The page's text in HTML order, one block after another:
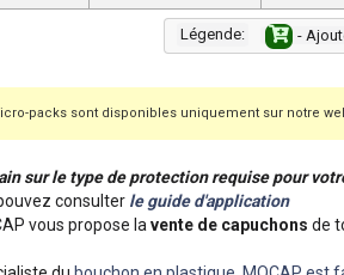
Légende: -
packs sont disponibles uniquement sur notre
sur le type de protection requise pour
consulter le guide d'application
vous propose la vente de capuchons de